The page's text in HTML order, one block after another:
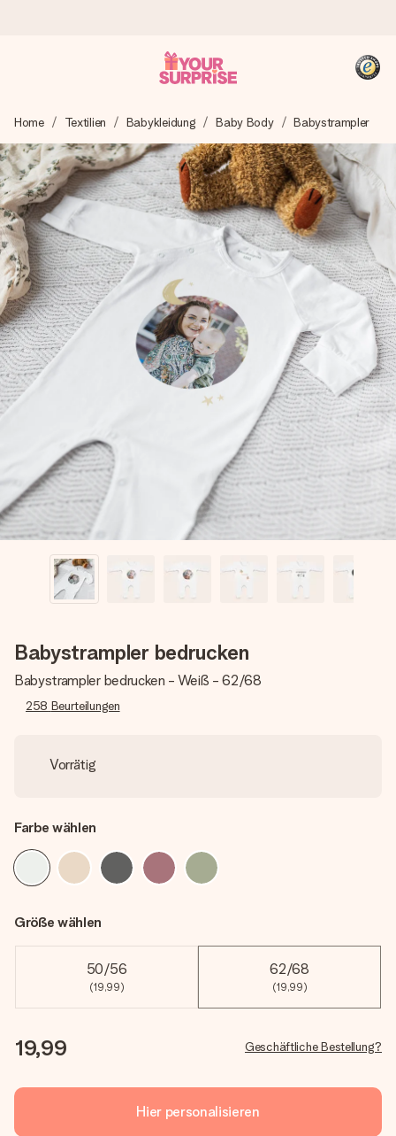
Wir bereiten dein Geschenk sorgfältig vor und schicken es
blitzschnell – damit du es genau zum richtigen Zeitpunkt
überreichen kannst, wenn es am meisten zählt.
4,8 (basierend auf +15.000 Bewertungen)
Unsere Geschenke begeistern. Kunden bewerten uns mit
4,8 bei Google Reviews (Gesamtergebnis aller Länder, in
die wir versenden).
+49 39292 929695
Montag - Freitag : 8:30 - 17:00 Uhr
Samstag - Sonntag : 8:30 - 13:00 Uhr
Home Textilien Babykleidung Baby Body Babystrampler
Babystrampler bedrucken
Babystrampler bedrucken - Weiß - 62/68
258 Beurteilungen
Vorrätig
Farbe wählen
Größe wählen
50/56
(19,99)
62/68
(19,99)
19,99 Geschäftliche Bestellung?
Hier personalisieren